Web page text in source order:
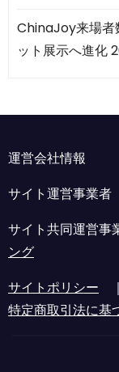
ChinaJoy来場
ット展示へ進化
運営会社情報
サイト運営事業
サイト共同運営
ング
サイトポリシー
特定商取引法に基